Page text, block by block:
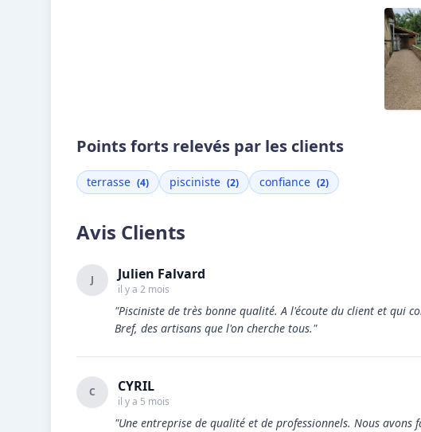
Points forts relevés par les clients
terrasse (4) pisciniste (2) confiance (2)
Avis Clients
J Julien Falvard
il y a 2 mois
"Pisciniste de très bonne qualité. A l'écoute du client et qui
Bref, des artisans que l'on cherche tous."
C CYRIL
il y a 5 mois
"Une entreprise de qualité et de professionnels. Nous avons